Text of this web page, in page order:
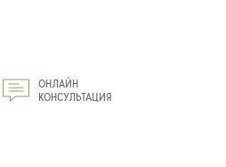
ОНЛАЙН
КОНСУЛЬТАЦИЯ